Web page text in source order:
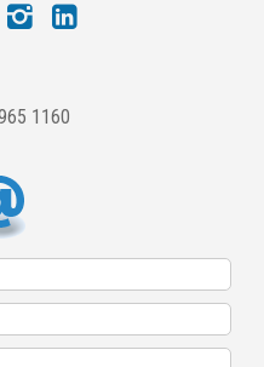
1160